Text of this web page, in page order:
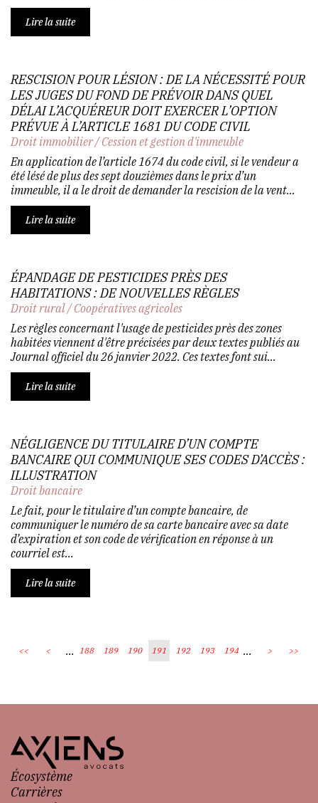
Lire la suite
RESCISION POUR LÉSION : DE LA NÉCESSITÉ POUR
LES JUGES DU FOND DE PRÉVOIR DANS QUEL
DÉLAI L’ACQUÉREUR DOIT EXERCER L’OPTION
PRÉVUE À L’ARTICLE 1681 DU CODE CIVIL
Droit immobilier/Cession et gestion d'immeuble
En application de l’article 1674 du code civil, si le vendeur a
été lésé de plus des sept douzièmes dans le prix d’un
immeuble, il a le droit de demander la rescision de la vent...
Lire la suite
ÉPANDAGE DE PESTICIDES PRÈS DES
HABITATIONS : DE NOUVELLES RÈGLES
Droit rural/Coopératives agricoles
Les règles concernant l'usage de pesticides près des zones
habitées viennent d'être précisées par deux textes publiés au
Journal officiel du 26 janvier 2022. Ces textes font sui...
Lire la suite
NÉGLIGENCE DU TITULAIRE D’UN COMPTE
BANCAIRE QUI COMMUNIQUE SES CODES D’ACCÈS :
ILLUSTRATION
Droit bancaire
Le fait, pour le titulaire d’un compte bancaire, de
communiquer le numéro de sa carte bancaire avec sa date
d’expiration et son code de vérification en réponse à un
courriel est...
Lire la suite
<< < ... 188 189 190 191 192 193 194 ... > >>
Écosystème
Carrières